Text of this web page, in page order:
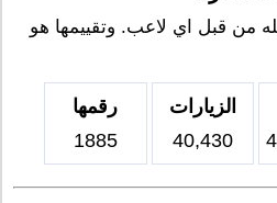
من قبل اي لاعب. وتقييمها هو
الزيارات
40,430
رقمها
1885